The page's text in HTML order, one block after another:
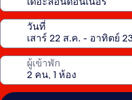
วันที่
ผู้เข้าพัก